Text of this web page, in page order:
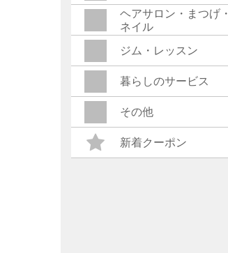
ヘアサロン・まつげ・
ネイル
ジム・レッスン
暮らしのサービス
その他
新着クーポン